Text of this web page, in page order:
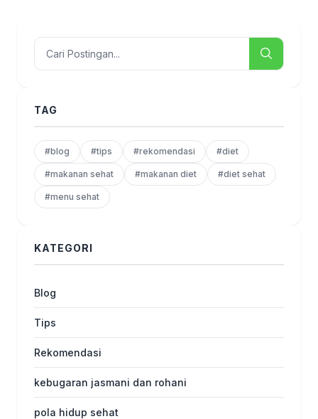
TAG
#blog #tips #rekomendasi #diet
#makanan sehat #makanan diet #diet sehat
#menu sehat
KATEGORI
Blog
Tips
Rekomendasi
kebugaran jasmani dan rohani
pola hidup sehat